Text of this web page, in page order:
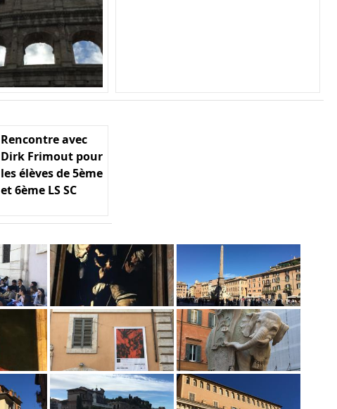
Rencontre avec
Dirk Frimout pour
les élèves de 5ème
et 6ème LS SC